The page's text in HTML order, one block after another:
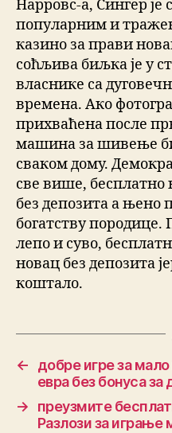
Нарровс-а, Сингер је
популарним и
казино за прави
соћљива биљка је у
власнике са
времена. Ако
прихваћена после
машина за шивење
сваком дому.
све више, бесплатно
без депозита а њено
богатству
лепо и суво,
новац без депозита
коштало.
←
добре игре за
евра без бонуса за
→
преузмите
Разлози за играње